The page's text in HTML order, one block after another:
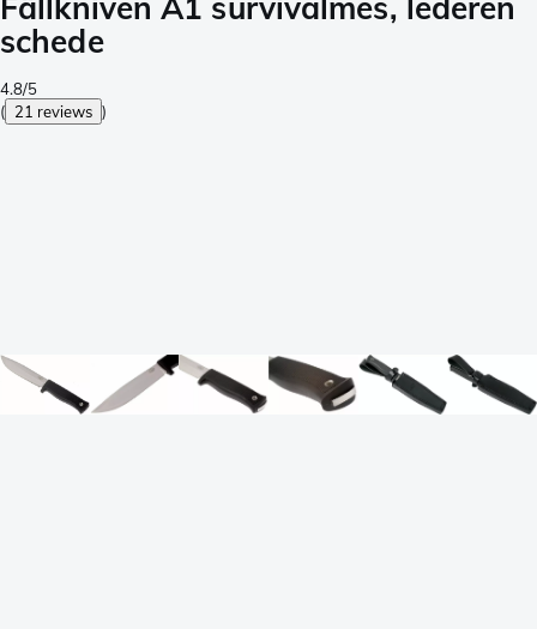
Fällkniven A1 survivalmes, lederen
schede
4.8/5
( 21 reviews )